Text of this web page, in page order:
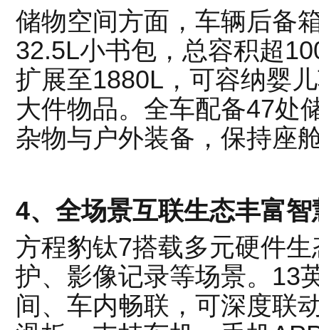
储物空间方面，车辆后备
32.5L小书包，总容积超
扩展至1880L，可容纳婴
大件物品。全车配备47处
杂物与户外装备，保持座
4、全场景互联生态丰富
方程豹钛7搭载多元硬件
护、影像记录等场景。13
间、车内畅联，可深度联